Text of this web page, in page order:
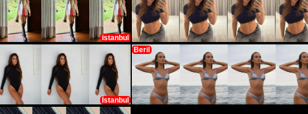
istanbul
İstanbul
Beril